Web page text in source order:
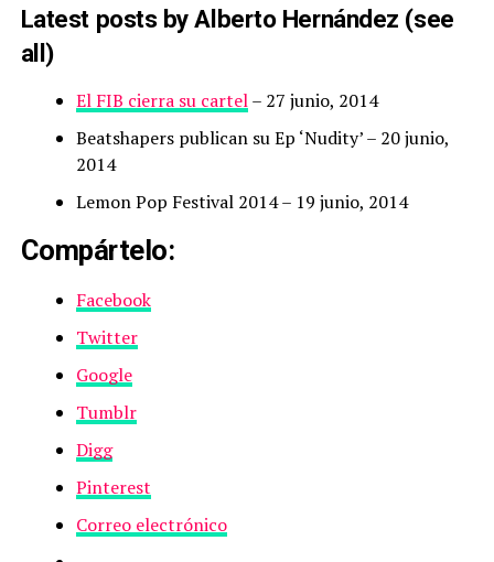
Latest posts by Alberto Hernández (see
all)
El FIB cierra su cartel– 27 junio, 2014
Beatshapers publican su Ep ‘Nudity’– 20 junio,
2014
Lemon Pop Festival 2014– 19 junio, 2014
Compártelo:
Facebook
Twitter
Google
Tumblr
Digg
Pinterest
Correo electrónico